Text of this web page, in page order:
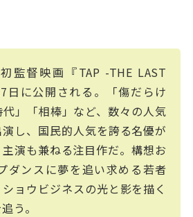
監督映画『TAP -THE LAST
日に公開される。「傷だらけ
」「相棒」など、数々の人気
し、国民的人気を誇る名優が
演も兼ねる注目作だ。構想お
ダンスに夢を追い求める若者
ョウビジネスの光と影を描く
う。